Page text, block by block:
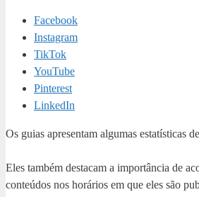
Facebook
Instagram
TikTok
YouTube
Pinterest
LinkedIn
Os guias apresentam algumas estatísticas
Eles também destacam a importância de
conteúdos nos horários em que eles são